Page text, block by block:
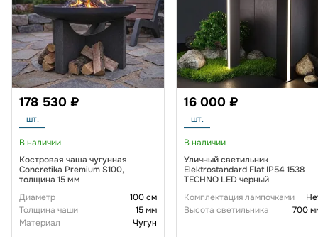
178 530 ₽
шт.
В наличии
Костровая чаша чугунная
Concretika Premium S100,
толщина 15 мм
Диаметр
100 см
Толщина чаши
15 мм
Материал
Чугун
16 000 ₽
шт.
В наличии
Уличный светильник
Elektrostandard Flat IP54 1538
TECHNO LED черный
Комплектация лампочками
Высота светильника
700